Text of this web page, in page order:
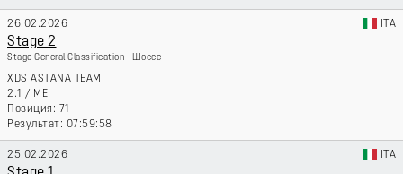
26.02.2026 ITA
Stage 2
Stage General Classification - Шоссе
XDS ASTANA TEAM
2.1 / ME
71
07:59:58
25.02.2026 ITA